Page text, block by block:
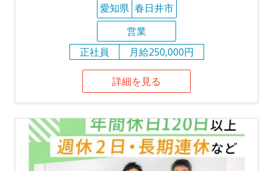
愛知県 春日井市
営業
正社員
月給250,000円
詳細を見る